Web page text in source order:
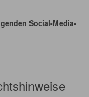
Social-Media-